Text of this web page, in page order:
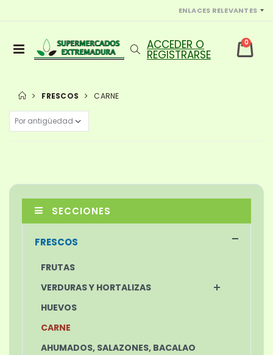
ENLACES RELEVANTES
0
FRESCOS CARNE
SECCIONES
FRESCOS
FRUTAS
VERDURAS Y HORTALIZAS
HUEVOS
CARNE
AHUMADOS, SALAZONES, BACALAO